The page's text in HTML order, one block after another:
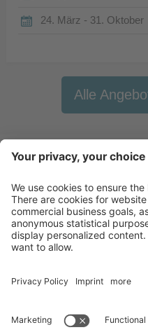
24. März - 31. Oktober
Alle
Newsletter
X-Large Travel
Unsere Betriebe
Kontakt